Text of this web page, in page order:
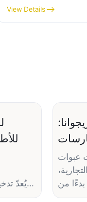
أظافر
View Details
يُعدّ
عبوات
بدءًا من
إتقان